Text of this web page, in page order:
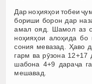
Дар ноҳияҳои тобеи
бориши борон дар
амал ояд. Шамол аз
ноҳияҳои алоҳида
сония мевазад. Ҳаво
гарм ва рӯзона 12+17
шабона 4+9 дараҷа
мешавад.